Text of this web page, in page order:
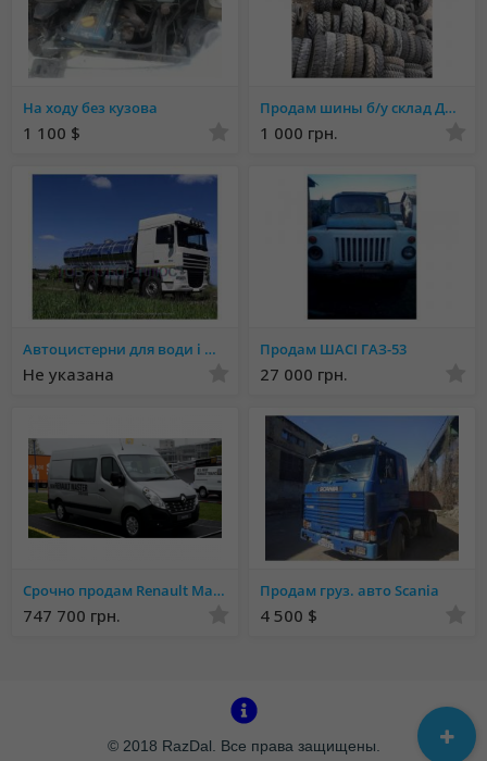
На ходу без кузова
1 100 $
Продам шины б/у склад Днепр сельхоз, кран, самосвал, погрузчики, строительно-дорожные
1 000 грн.
Автоцистерни для води і молока. Асенізаторні машини та рибовоз.
Не указана
Продам ШАСІ ГАЗ-53
27 000 грн.
Срочно продам Renault Master
747 700 грн.
Продам груз. авто Scania
4 500 $
© 2018 RazDal. Все права защищены.